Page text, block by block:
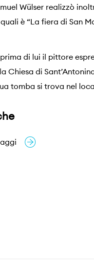
Wülser realizzò
è “La fiera di San
di lui il pittore
Chiesa di
tomba si trova nel